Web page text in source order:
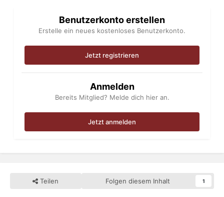
Benutzerkonto erstellen
Erstelle ein neues kostenloses Benutzerkonto.
Jetzt registrieren
Anmelden
Bereits Mitglied? Melde dich hier an.
Jetzt anmelden
Teilen Folgen diesem Inhalt 1